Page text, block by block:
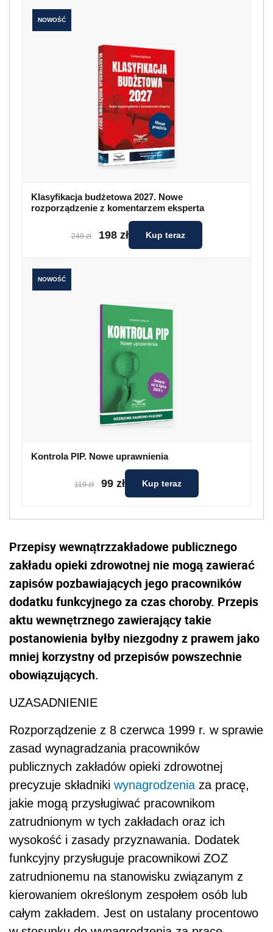
NOWOŚĆ
Klasyfikacja budżetowa 2027. Nowe
rozporządzenie z komentarzem eksperta
249 zł 198 zł Kup teraz
NOWOŚĆ
Kontrola PIP. Nowe uprawnienia
119 zł 99 zł Kup teraz
Przepisy wewnątrzzakładowe publicznego
zakładu opieki zdrowotnej nie mogą zawierać
zapisów pozbawiających jego pracowników
dodatku funkcyjnego za czas choroby. Przepis
aktu wewnętrznego zawierający takie
postanowienia byłby niezgodny z prawem jako
mniej korzystny od przepisów powszechnie
obowiązujących.
UZASADNIENIE
Rozporządzenie z 8 czerwca 1999 r. w sprawie
zasad wynagradzania pracowników
publicznych zakładów opieki zdrowotnej
precyzuje składniki wynagrodzenia za pracę,
jakie mogą przysługiwać pracownikom
zatrudnionym w tych zakładach oraz ich
wysokość i zasady przyznawania. Dodatek
funkcyjny przysługuje pracownikowi ZOZ
zatrudnionemu na stanowisku związanym z
kierowaniem określonym zespołem osób lub
całym zakładem. Jest on ustalany procentowo